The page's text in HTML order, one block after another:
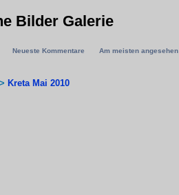
Bilder Galerie
Neueste Kommentare Am meisten angesehen
> Kreta Mai 2010